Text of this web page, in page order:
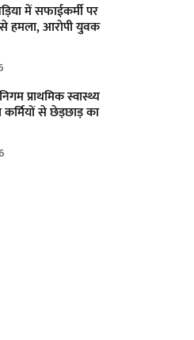
में सफाईकर्मी पर
हमला, आरोपी युवक
प्राथमिक स्वास्थ्य
कर्मियों से छेड़छाड़ का